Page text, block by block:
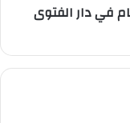
في دار الفتوى